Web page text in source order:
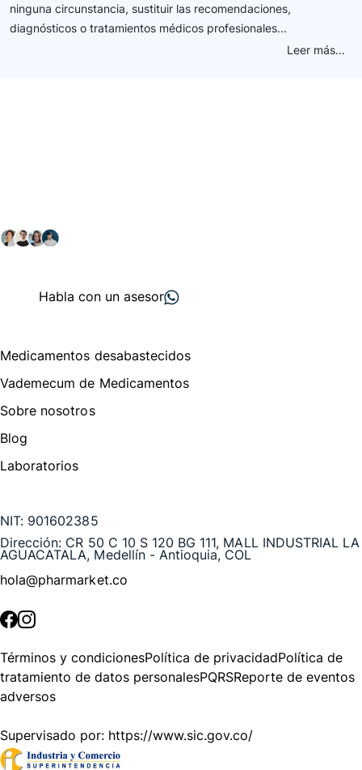
ninguna circunstancia, sustituir las recomendaciones,
diagnósticos o tratamientos médicos profesionales...
Leer más...
Habla con un asesor
Medicamentos desabastecidos
Vademecum de Medicamentos
Sobre nosotros
Blog
Laboratorios
NIT: 901602385
Dirección: CR 50 C 10 S 120 BG 111, MALL INDUSTRIAL LA
AGUACATALA, Medellín - Antioquia, COL
hola@pharmarket.co
Términos y condicionesPolítica de privacidadPolítica de
tratamiento de datos personalesPQRSReporte de eventos
adversos
Supervisado por: https://www.sic.gov.co/